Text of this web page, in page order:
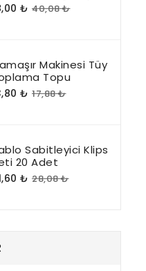
₺ 40,08 ₺
Makinesi Tüy
Topu
₺ 17,88 ₺
Sabitleyici Klips
20 Adet
₺ 28,08 ₺